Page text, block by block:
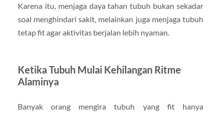
Karena itu, menjaga daya tahan tubuh bukan sekadar
soal menghindari sakit, melainkan juga menjaga tubuh
tetap fit agar aktivitas berjalan lebih nyaman.
Ketika Tubuh Mulai Kehilangan Ritme
Alaminya
Banyak orang mengira tubuh yang fit hanya